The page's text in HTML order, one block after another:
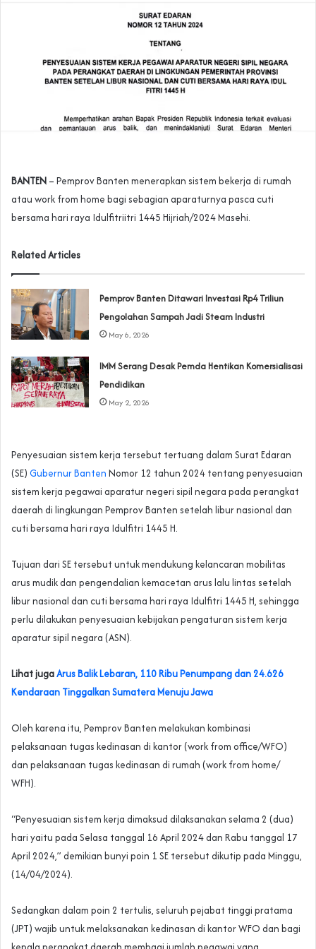
BANTEN – Pemprov Banten menerapkan sistem bekerja di rumah
atau work from home bagi sebagian aparaturnya pasca cuti
bersama hari raya Idulfitriitri 1445 Hijriah/2024 Masehi.
Related Articles
Pemprov Banten Ditawari Investasi Rp4 Triliun
Pengolahan Sampah Jadi Steam Industri
May 6, 2026
IMM Serang Desak Pemda Hentikan Komersialisasi
Pendidikan
May 2, 2026
Penyesuaian sistem kerja tersebut tertuang dalam Surat Edaran
(SE) Gubernur Banten Nomor 12 tahun 2024 tentang penyesuaian
sistem kerja pegawai aparatur negeri sipil negara pada perangkat
daerah di lingkungan Pemprov Banten setelah libur nasional dan
cuti bersama hari raya Idulfitri 1445 H.
Tujuan dari SE tersebut untuk mendukung kelancaran mobilitas
arus mudik dan pengendalian kemacetan arus lalu lintas setelah
libur nasional dan cuti bersama hari raya Idulfitri 1445 H, sehingga
perlu dilakukan penyesuaian kebijakan pengaturan sistem kerja
aparatur sipil negara (ASN).
Lihat jugaArus Balik Lebaran, 110 Ribu Penumpang dan 24.626
Kendaraan Tinggalkan Sumatera Menuju Jawa
Oleh karena itu, Pemprov Banten melakukan kombinasi
pelaksanaan tugas kedinasan di kantor (work from office/WFO)
dan pelaksanaan tugas kedinasan di rumah (work from home/
WFH).
“Penyesuaian sistem kerja dimaksud dilaksanakan selama 2 (dua)
hari yaitu pada Selasa tanggal 16 April 2024 dan Rabu tanggal 17
April 2024,” demikian bunyi poin 1 SE tersebut dikutip pada Minggu,
(14/04/2024).
Sedangkan dalam poin 2 tertulis, seluruh pejabat tinggi pratama
(JPT) wajib untuk melaksanakan kedinasan di kantor WFO dan bagi